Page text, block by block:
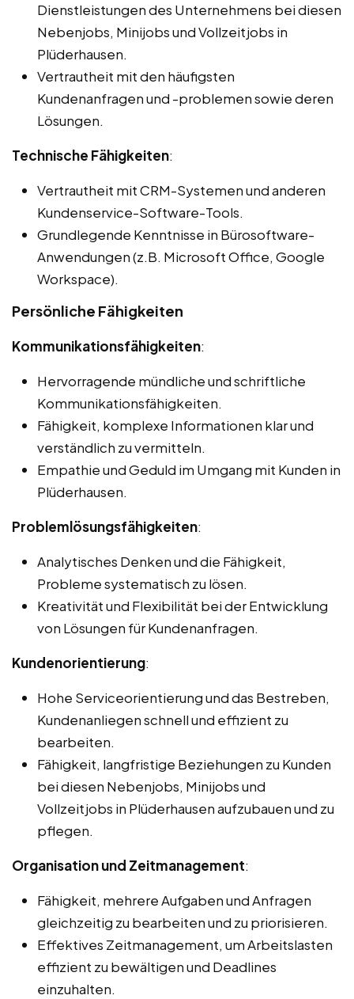
Dienstleistungen des Unternehmens bei diesen
Nebenjobs, Minijobs und Vollzeitjobs in
Plüderhausen.
Vertrautheit mit den häufigsten
Kundenanfragen und -problemen sowie deren
Lösungen.
Technische Fähigkeiten:
Vertrautheit mit CRM-Systemen und anderen
Kundenservice-Software-Tools.
Grundlegende Kenntnisse in Bürosoftware-
Anwendungen (z.B. Microsoft Office, Google
Workspace).
Persönliche Fähigkeiten
Kommunikationsfähigkeiten:
Hervorragende mündliche und schriftliche
Kommunikationsfähigkeiten.
Fähigkeit, komplexe Informationen klar und
verständlich zu vermitteln.
Empathie und Geduld im Umgang mit Kunden in
Plüderhausen.
Problemlösungsfähigkeiten:
Analytisches Denken und die Fähigkeit,
Probleme systematisch zu lösen.
Kreativität und Flexibilität bei der Entwicklung
von Lösungen für Kundenanfragen.
Kundenorientierung:
Hohe Serviceorientierung und das Bestreben,
Kundenanliegen schnell und effizient zu
bearbeiten.
Fähigkeit, langfristige Beziehungen zu Kunden
bei diesen Nebenjobs, Minijobs und
Vollzeitjobs in Plüderhausen aufzubauen und zu
pflegen.
Organisation und Zeitmanagement:
Fähigkeit, mehrere Aufgaben und Anfragen
gleichzeitig zu bearbeiten und zu priorisieren.
Effektives Zeitmanagement, um Arbeitslasten
effizient zu bewältigen und Deadlines
einzuhalten.